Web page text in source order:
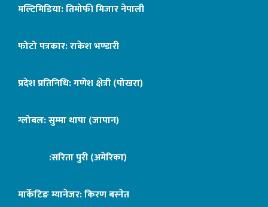
मल्टिमिडिया: तिमोफी मिजार नेपाली
फोटो पत्रकार: राकेश भण्डारी
प्रदेश प्रतिनिधि: गणेश क्षेत्री (पोखरा)
ग्लोबल: सुम्मा थापा (जापान)
:सरिता पुरी (अमेरिका)
मार्केटिङ म्यानेजर: किरण बस्नेत